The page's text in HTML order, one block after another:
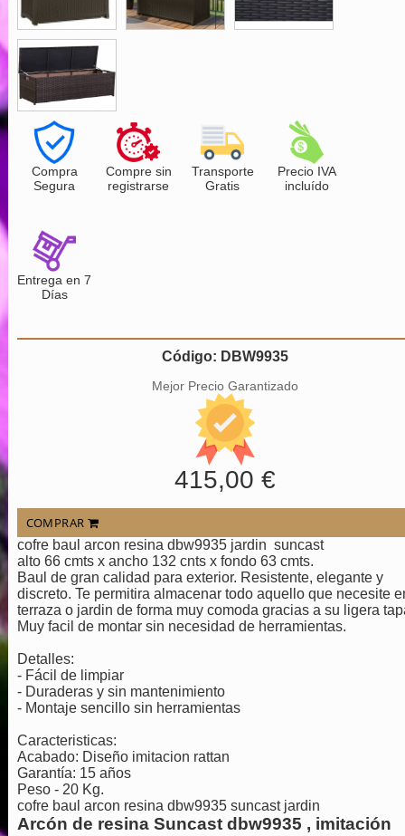
Compra
Segura
Compre sin
registrarse
Transporte
Gratis
Precio IVA
incluído
Entrega en 7
Días
Código: DBW9935
Mejor Precio Garantizado
415,00 €
COMPRAR
cofre baul arcon resina dbw9935 jardin suncast
alto 66 cmts x ancho 132 cnts x fondo 63 cmts.
Baul de gran calidad para exterior. Resistente, elegante y
discreto. Te permitira almacenar todo aquello que necesite
terraza o jardin de forma muy comoda gracias a su ligera
Muy facil de montar sin necesidad de herramientas.
Detalles:
- Fácil de limpiar
- Duraderas y sin mantenimiento
- Montaje sencillo sin herramientas
Caracteristicas:
Acabado: Diseño imitacion rattan
Garantía: 15 años
Peso - 20 Kg.
cofre baul arcon resina dbw9935 suncast jardin
Arcón de resina Suncast dbw9935 , imitación